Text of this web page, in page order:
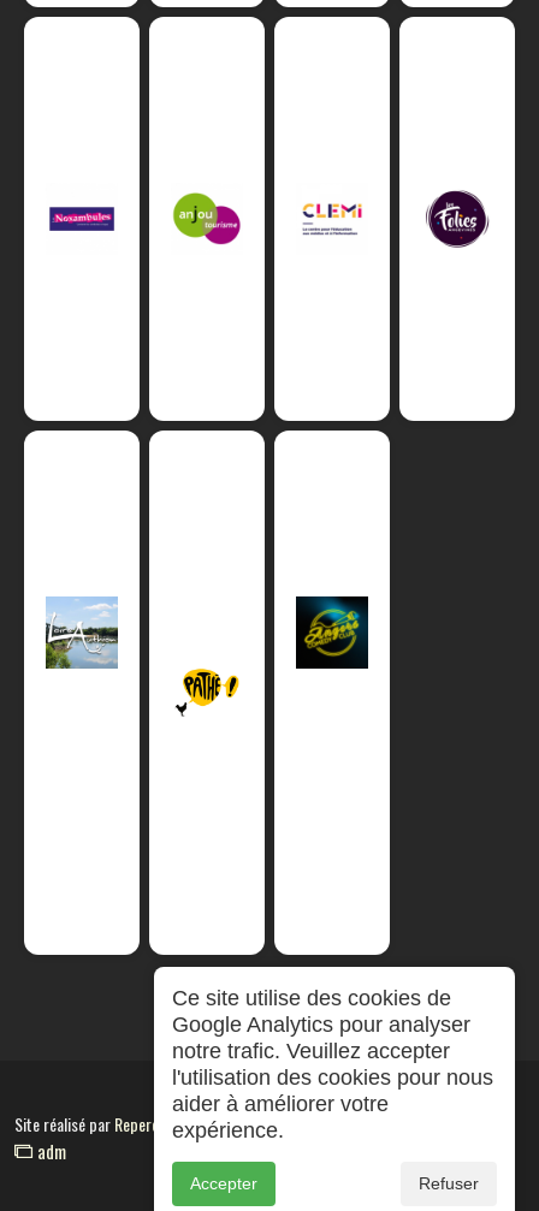
Site réalisé parRepereCom
adm
Ce site utilise des cookies de
Google Analytics pour analyser
notre trafic. Veuillez accepter
l'utilisation des cookies pour nous
aider à améliorer votre
expérience.
Accepter Refuser